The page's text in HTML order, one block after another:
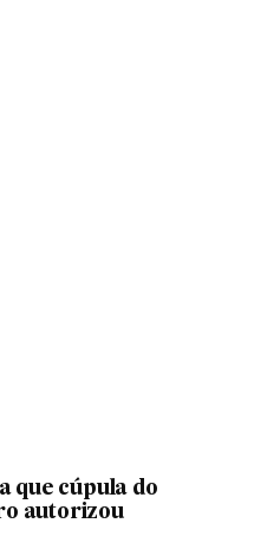
que cúpula do
autorizou